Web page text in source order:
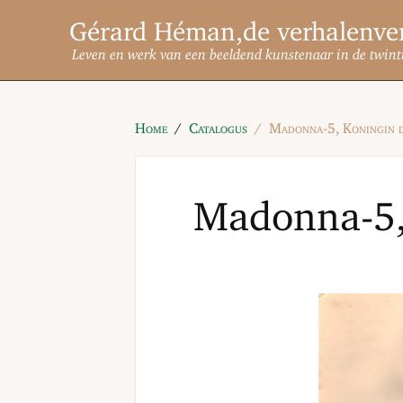
Gérard Héman
Leven en werk van een beeldend kunstenaar in de
Home Catalogus Madonna-5, Koningin
Madonna-